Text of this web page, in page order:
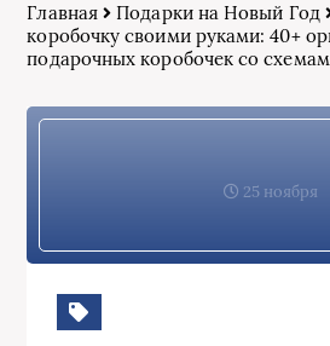
Главная Подарки на Новый Год
коробочку своими руками: 40+
подарочных коробочек со
25 ноября